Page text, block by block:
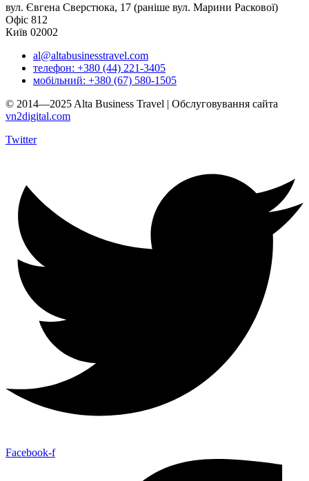
вул. Євгена Сверстюка, 17 (раніше вул. Марини Раскової)
Офіс 812
Київ 02002
al@altabusinesstravel.com
телефон: +380 (44) 221-3405
мобільний: +380 (67) 580-1505
© 2014—2025 Alta Business Travel | Обслуговування сайта
vn2digital.com
Twitter
Facebook-f